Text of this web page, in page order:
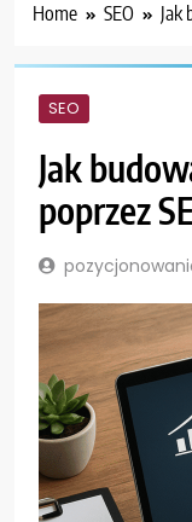
Home SEO Jak
SEO
Jak
poprzez